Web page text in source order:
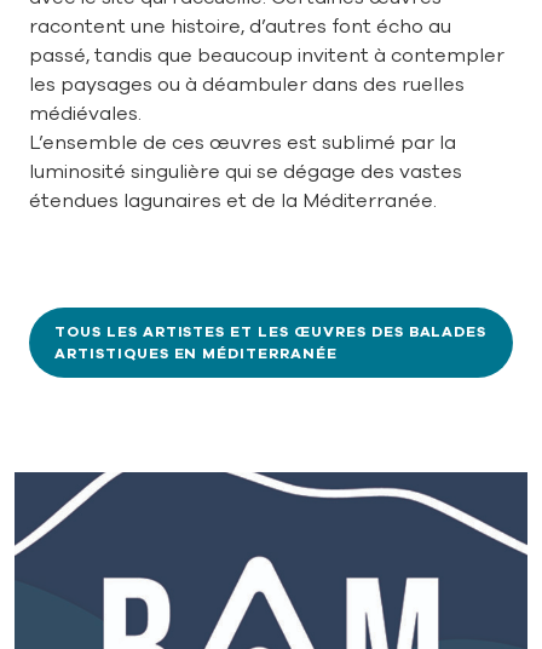
racontent une histoire, d’autres font écho au
passé, tandis que beaucoup invitent à contempler
les paysages ou à déambuler dans des ruelles
médiévales.
L’ensemble de ces œuvres est sublimé par la
luminosité singulière qui se dégage des vastes
étendues lagunaires et de la Méditerranée.
TOUS LES ARTISTES ET LES ŒUVRES DES BALADES
ARTISTIQUES EN MÉDITERRANÉE